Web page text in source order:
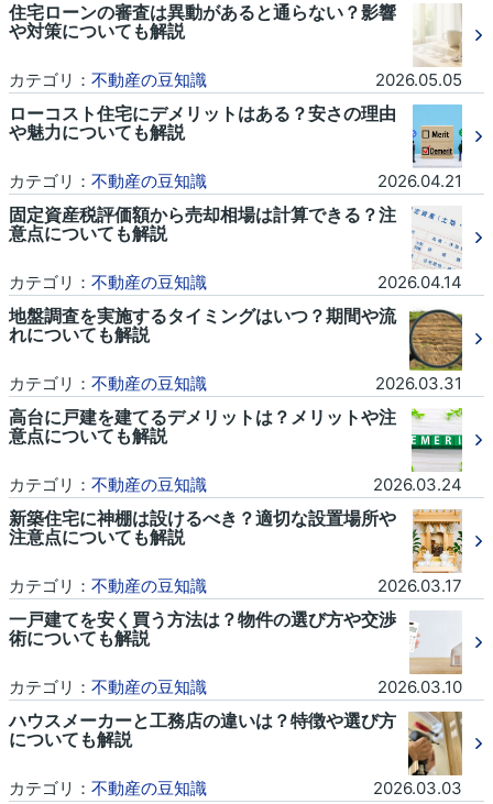
住宅ローンの審査は異動があると通らない？影響
や対策についても解説
カテゴリ： 不動産の豆知識 2026.05.05
ローコスト住宅にデメリットはある？安さの理由
や魅力についても解説
カテゴリ： 不動産の豆知識 2026.04.21
固定資産税評価額から売却相場は計算できる？注
意点についても解説
カテゴリ： 不動産の豆知識 2026.04.14
地盤調査を実施するタイミングはいつ？期間や流
れについても解説
カテゴリ： 不動産の豆知識 2026.03.31
高台に戸建を建てるデメリットは？メリットや注
意点についても解説
カテゴリ： 不動産の豆知識 2026.03.24
新築住宅に神棚は設けるべき？適切な設置場所や
注意点についても解説
カテゴリ： 不動産の豆知識 2026.03.17
一戸建てを安く買う方法は？物件の選び方や交渉
術についても解説
カテゴリ： 不動産の豆知識 2026.03.10
ハウスメーカーと工務店の違いは？特徴や選び方
についても解説
カテゴリ： 不動産の豆知識 2026.03.03